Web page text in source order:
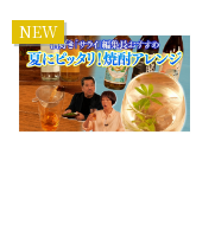
NEW